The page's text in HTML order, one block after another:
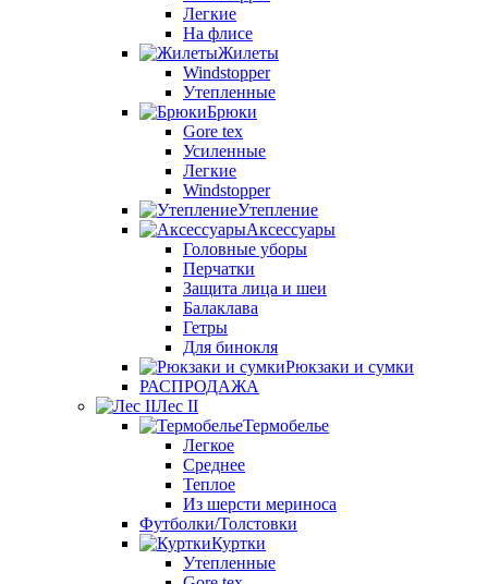
Легкие
На флисе
Жилеты
Windstopper
Утепленные
Брюки
Gore tex
Усиленные
Легкие
Windstopper
Утепление
Аксессуары
Головные уборы
Перчатки
Защита лица и шеи
Балаклава
Гетры
Для бинокля
Рюкзаки и сумки
РАСПРОДАЖА
Лес II
Термобелье
Легкое
Среднее
Теплое
Из шерсти мериноса
Футболки/Толстовки
Куртки
Утепленные